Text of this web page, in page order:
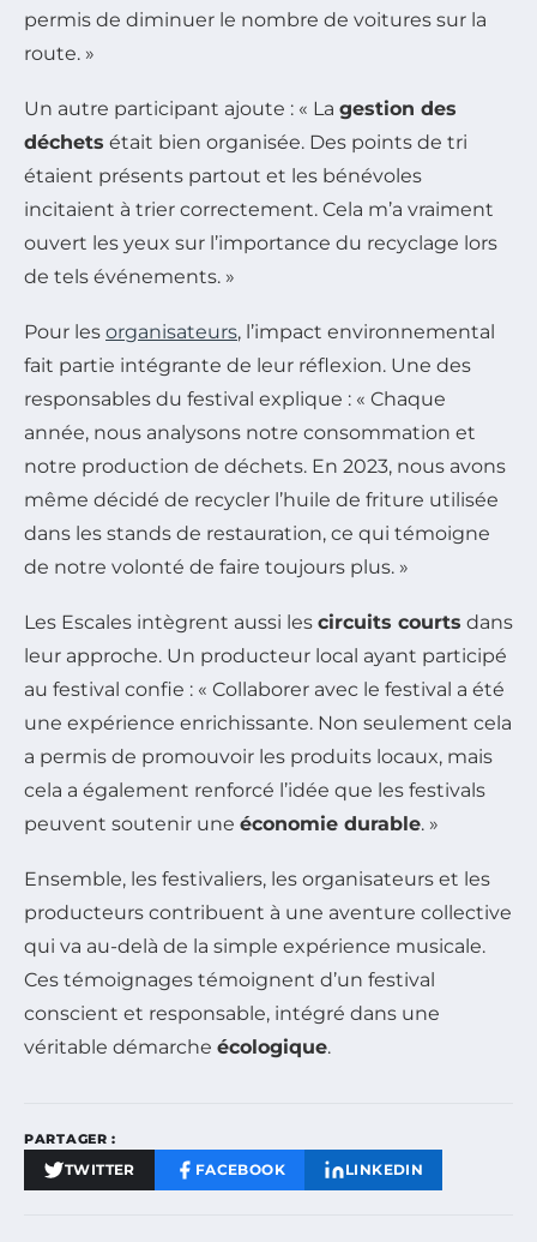
permis de diminuer le nombre de voitures sur la
route. »
Un autre participant ajoute : « La gestion des
déchets était bien organisée. Des points de tri
étaient présents partout et les bénévoles
incitaient à trier correctement. Cela m’a vraiment
ouvert les yeux sur l’importance du recyclage lors
de tels événements. »
Pour les organisateurs, l’impact environnemental
fait partie intégrante de leur réflexion. Une des
responsables du festival explique : « Chaque
année, nous analysons notre consommation et
notre production de déchets. En 2023, nous avons
même décidé de recycler l’huile de friture utilisée
dans les stands de restauration, ce qui témoigne
de notre volonté de faire toujours plus. »
Les Escales intègrent aussi les circuits courts dans
leur approche. Un producteur local ayant participé
au festival confie : « Collaborer avec le festival a été
une expérience enrichissante. Non seulement cela
a permis de promouvoir les produits locaux, mais
cela a également renforcé l’idée que les festivals
peuvent soutenir une économie durable. »
Ensemble, les festivaliers, les organisateurs et les
producteurs contribuent à une aventure collective
qui va au-delà de la simple expérience musicale.
Ces témoignages témoignent d’un festival
conscient et responsable, intégré dans une
véritable démarche écologique.
PARTAGER :
TWITTER FACEBOOK LINKEDIN